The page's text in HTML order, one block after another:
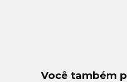
Você também